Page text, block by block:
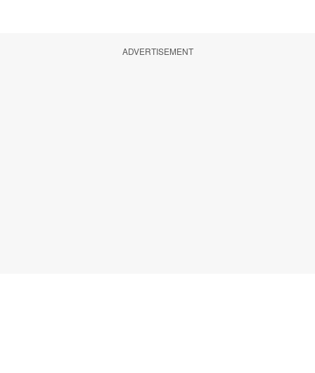
ADVERTISEMENT